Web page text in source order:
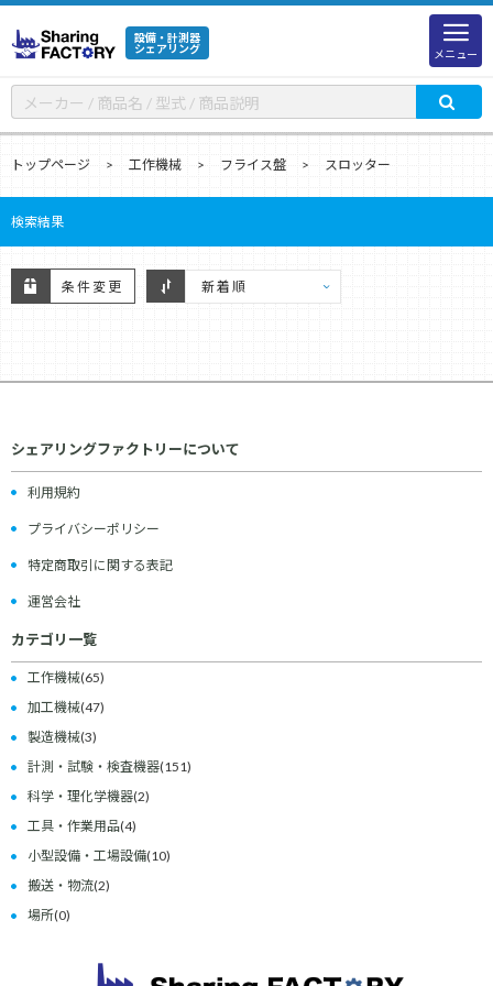
設備・計測器
シェアリング
メニュー
トップページ 工作機械 フライス盤 スロッター
検索結果
条件変更
シェアリングファクトリーについて
利用規約
プライバシーポリシー
特定商取引に関する表記
運営会社
カテゴリ一覧
工作機械(65)
加工機械(47)
製造機械(3)
計測・試験・検査機器(151)
科学・理化学機器(2)
工具・作業用品(4)
小型設備・工場設備(10)
搬送・物流(2)
場所(0)